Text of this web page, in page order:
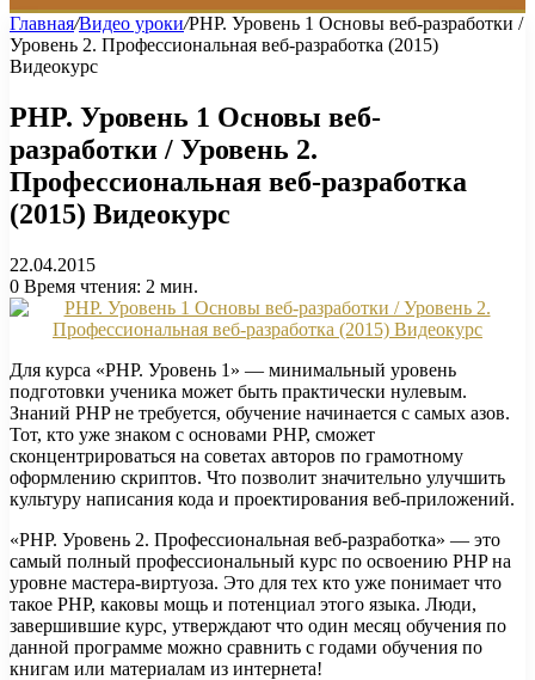
Главная/Видео уроки/PHP. Уровень 1 Основы веб-разработки /
Уровень 2. Профессиональная веб-разработка (2015)
Видеокурс
PHP. Уровень 1 Основы веб-
разработки / Уровень 2.
Профессиональная веб-разработка
(2015) Видеокурс
22.04.2015
0 Время чтения: 2 мин.
Для курса «PHP. Уровень 1» — минимальный уровень
подготовки ученика может быть практически нулевым.
Знаний PHP не требуется, обучение начинается с самых азов.
Тот, кто уже знаком с основами PHP, сможет
сконцентрироваться на советах авторов по грамотному
оформлению скриптов. Что позволит значительно улучшить
культуру написания кода и проектирования веб-приложений.
«PHP. Уровень 2. Профессиональная веб-разработка» — это
самый полный профессиональный курс по освоению PHP на
уровне мастера-виртуоза. Это для тех кто уже понимает что
такое PHP, каковы мощь и потенциал этого языка. Люди,
завершившие курс, утверждают что один месяц обучения по
данной программе можно сравнить с годами обучения по
книгам или материалам из интернета!